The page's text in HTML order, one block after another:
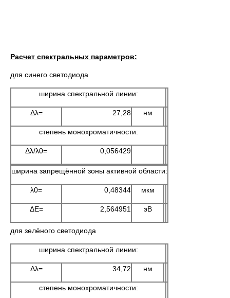
Расчет спектральных параметров:
для синего светодиода
ширина спектральной линии:
Δλ= 27,28 нм
степень монохроматичности:
Δλ/λ0= 0,056429
ширина запрещённой зоны активной области:
λ0= 0,48344 мкм
ΔE= 2,564951 эВ
для зелёного светодиода
ширина спектральной линии:
Δλ= 34,72 нм
степень монохроматичности: